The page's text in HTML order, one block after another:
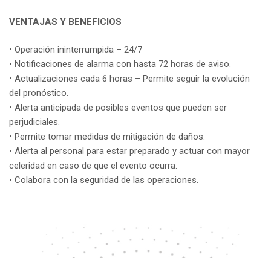
VENTAJAS Y BENEFICIOS
• Operación ininterrumpida – 24/7
• Notificaciones de alarma con hasta 72 horas de aviso.
• Actualizaciones cada 6 horas – Permite seguir la evolución
del pronóstico.
• Alerta anticipada de posibles eventos que pueden ser
perjudiciales.
• Permite tomar medidas de mitigación de daños.
• Alerta al personal para estar preparado y actuar con mayor
celeridad en caso de que el evento ocurra.
• Colabora con la seguridad de las operaciones.